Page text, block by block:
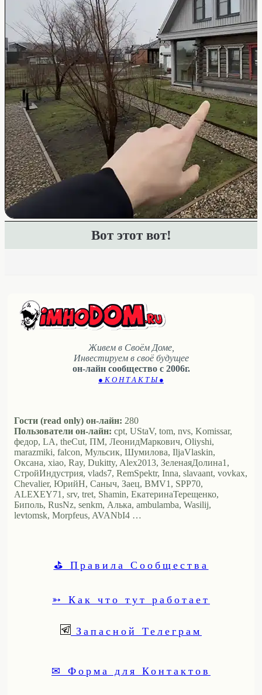
Вот этот вот!
Живем в Своём Доме,
Инвестируем в своё будущее
он-лайн сообщество с 2006г.
● К О Н Т А К Т Ы ●
Гости (read only) он-лайн: 280
Пользователи он-лайн: cpt, UStaV, tom, nvs, Komissar,
федор, LA, theCut, ПМ, ЛеонидМаркович, Oliyshi,
marazmiki, falcon, Мульсик, Шумилова, IljaVlaskin,
Оксана, xiao, Ray, Dukitty, Alex2013, ЗеленаяДолина1,
СтройИндустрия, vlads7, RemSpektr, Inna, slavaant, vovkax,
Chevalier, ЮрийН, Саныч, Заец, BMV1, SPP70,
ALEXEY71, srv, tret, Shamin, ЕкатеринаТерещенко,
Биполь, RusNz, senkm, Алька, ambulamba, Wasilij,
levtomsk, Morpfeus, AVANbI4 …
⛳ Правила Сообщества
➳ Как что тут работает
Запасной Телеграм
✉ Форма для Контактов